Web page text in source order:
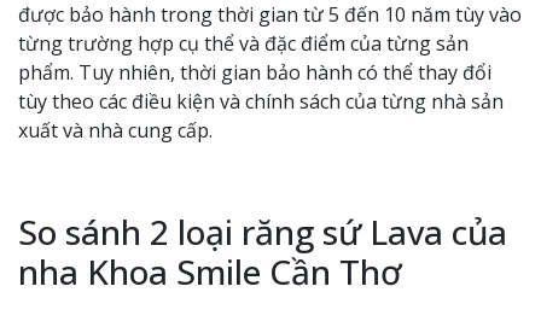
được bảo hành trong thời gian từ 5 đến 10 năm tùy vào
từng trường hợp cụ thể và đặc điểm của từng sản
phẩm. Tuy nhiên, thời gian bảo hành có thể thay đổi
tùy theo các điều kiện và chính sách của từng nhà sản
xuất và nhà cung cấp.
So sánh 2 loại răng sứ Lava của
nha Khoa Smile Cần Thơ